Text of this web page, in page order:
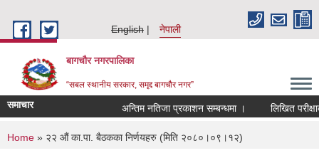
English
नेपाली
बागचौर नगरपालिका
“सबल स्थानीय सरकार, समृद्द बागचौर नगर”
समाचार अन्तिम नतिजा प्रकाशन सम्बन्धमा । लिखित
You are here
Home » २२ औं का.पा. बैठकका निर्णयहरु (मिति २०८०।०९।१२)